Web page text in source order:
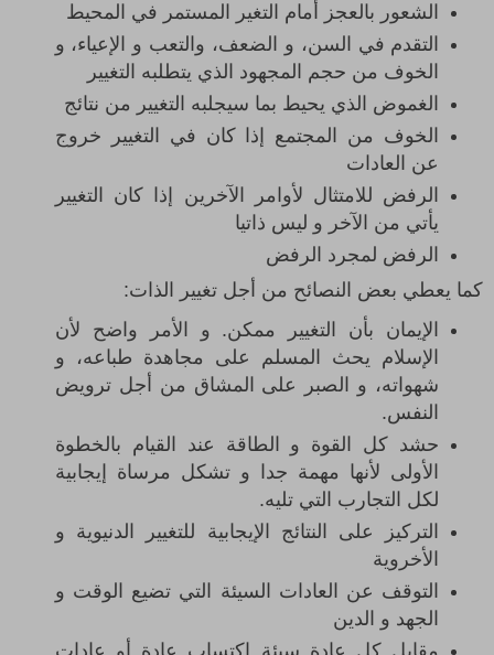
الشعور بالعجز أمام التغير المستمر في المحيط
التقدم في السن، و الضعف، والتعب و الإعياء، و
الخوف من حجم المجهود الذي يتطلبه التغيير
الغموض الذي يحيط بما سيجلبه التغيير من نتائج
الخوف من المجتمع إذا كان في التغيير خروج
عن العادا ت
الرفض للامتثال لأوامر الآخرين إذا كان التغيير
يأتي من الآخر و ليس ذاتيا
الرفض لمجرد الرفض
كما يعطي بعض النصائح من أجل تغيير الذات:
الإيمان بأن التغيير ممكن. و الأمر واضح لأن
الإسلام يحث المسلم على مجاهدة طباعه، و
شهواته، و الصبر على المشاق من أجل ترويض
النفس.
حشد كل القوة و الطاقة عند القيام بالخطوة
الأولى لأنها مهمة جدا و تشكل مرساة إيجابية
لكل التجارب التي تليه.
التركيز على النتائج الإيجابية للتغيير الدنيوية و
الأخروية
التوقف عن العادات السيئة التي تضيع الوقت و
الجهد و الدين